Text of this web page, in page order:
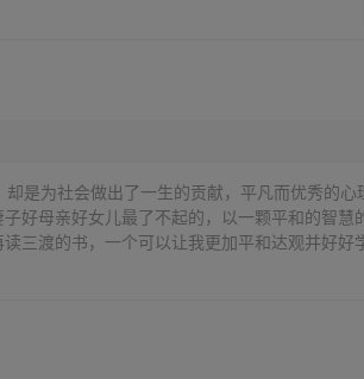
却是为社会做出了一生的贡献，平凡而优秀的心
子好母亲好女儿最了不起的，以一颗平和的智
三渡的书，一个可以让我更加平和达观并好好